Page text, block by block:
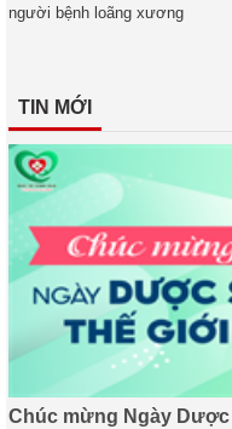
người bệnh loãng xương
TIN MỚI
Chúc mừng Ngày Dược